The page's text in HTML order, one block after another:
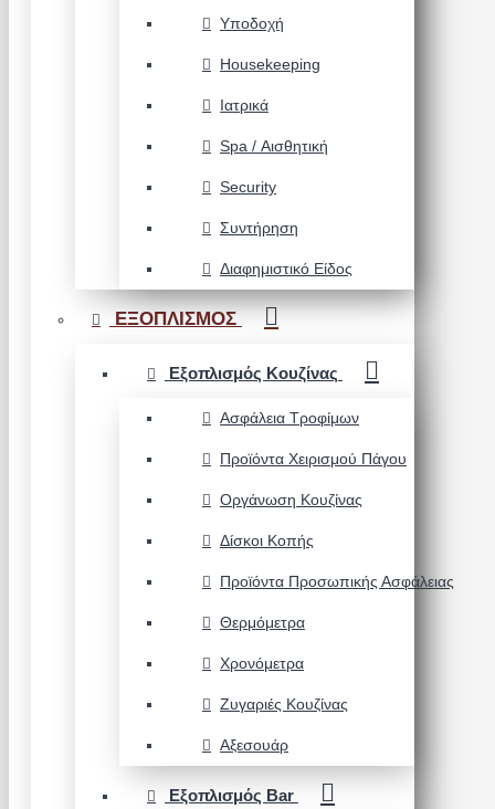
Υποδοχή
Housekeeping
Ιατρικά
Spa / Αισθητική
Security
Συντήρηση
Διαφημιστικό Είδος
ΕΞΟΠΛΙΣΜΟΣ
Εξοπλισμός Κουζίνας
Ασφάλεια Τροφίμων
Προϊόντα Χειρισμού Πάγου
Οργάνωση Κουζίνας
Δίσκοι Κοπής
Προϊόντα Προσωπικής Ασφάλειας
Θερμόμετρα
Χρονόμετρα
Ζυγαριές Κουζίνας
Αξεσουάρ
Εξοπλισμός Bar